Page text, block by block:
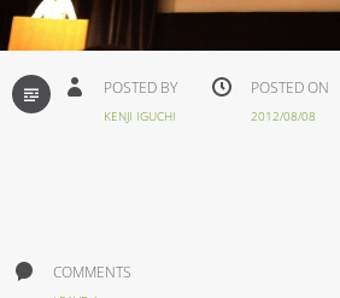
STANDARDPOSTED BY
KENJI IGUCHI
POSTED ON
2012/08/08
COMMENTS